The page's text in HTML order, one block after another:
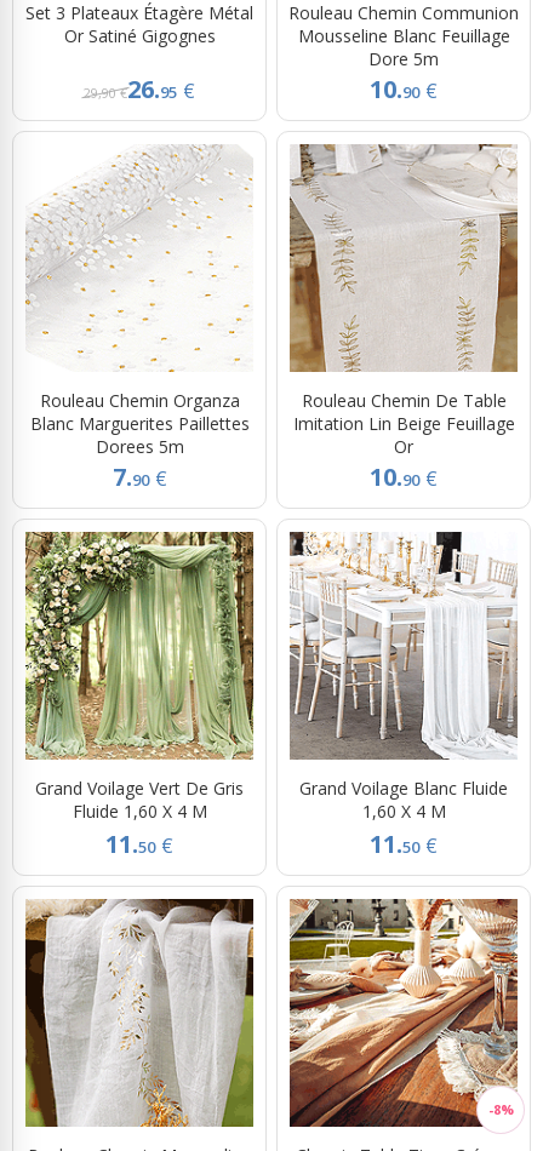
Set 3 Plateaux Étagère Métal
Or Satiné Gigognes
29,90 €26.95 €
Rouleau Chemin Communion
Mousseline Blanc Feuillage
Dore 5m
10.90 €
Rouleau Chemin Organza
Blanc Marguerites Paillettes
Dorees 5m
7.90 €
Rouleau Chemin De Table
Imitation Lin Beige Feuillage
Or
10.90 €
Grand Voilage Vert De Gris
Fluide 1,60 X 4 M
11.50 €
Grand Voilage Blanc Fluide
1,60 X 4 M
11.50 €